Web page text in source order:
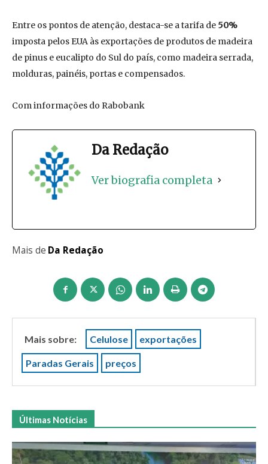
Entre os pontos de atenção, destaca-se a tarifa de 50%
imposta pelos EUA às exportações de produtos de madeira
de pinus e eucalipto do Sul do país, como madeira serrada,
molduras, painéis, portas e compensados.
Com informações do Rabobank
Da Redação
Ver biografia completa
Mais de Da Redação
Mais sobre: Celulose exportações
Paradas Gerais preços
Últimas Notícias